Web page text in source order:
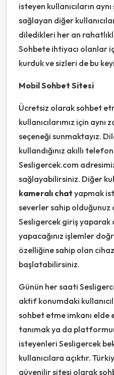
isteyen kullanıcıların
sağlayan diğer
diledikleri her an
Sohbete ihtiyacı olanlar
kurduk ve sizleri de bu
Mobil Sohbet Sitesi
Ücretsiz olarak sohbet
kullanıcılarımız için
seçeneği sunmaktayız.
kullandığınız akıllı
Sesligercek.com
sağlayabilirsiniz. Diğer
kameralı chat yapmak
severler sahip
Sesligercek giriş yaparak
yapacağınız işlemler
özelliğine sahip olan
başlatabilirsiniz.
Günün her saati
aktif konumdaki
sohbet etme imkanı elde
tanımak ya da
isteyenleri Sesligercek
kullanıcılara açıktır.
güvenilir sitesi olarak